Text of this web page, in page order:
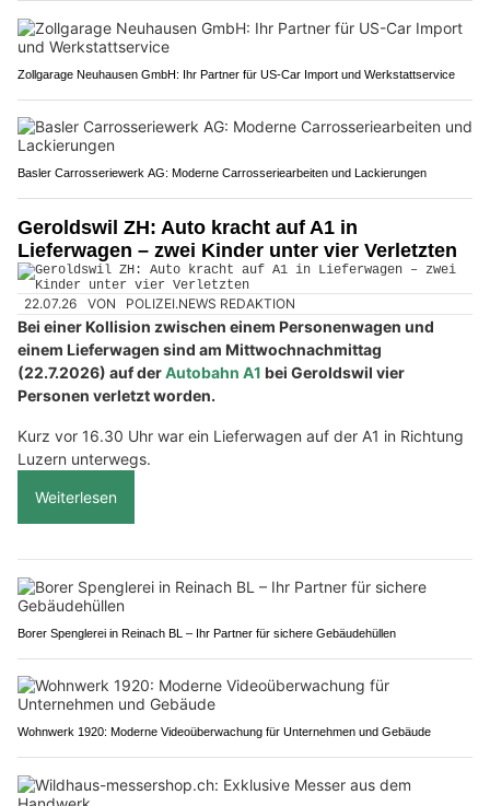
Zollgarage Neuhausen GmbH: Ihr Partner für US-Car Import und Werkstattservice
Basler Carrosseriewerk AG: Moderne Carrosseriearbeiten und Lackierungen
Geroldswil ZH: Auto kracht auf A1 in
Lieferwagen – zwei Kinder unter vier Verletzten
22.07.26 VON POLIZEI.NEWS REDAKTION
Bei einer Kollision zwischen einem Personenwagen und
einem Lieferwagen sind am Mittwochnachmittag
(22.7.2026) auf derAutobahn A1 bei Geroldswil vier
Personen verletzt worden.
Kurz vor 16.30 Uhr war ein Lieferwagen auf der A1 in Richtung
Luzern unterwegs.
Weiterlesen
Borer Spenglerei in Reinach BL – Ihr Partner für sichere Gebäudehüllen
Wohnwerk 1920: Moderne Videoüberwachung für Unternehmen und Gebäude